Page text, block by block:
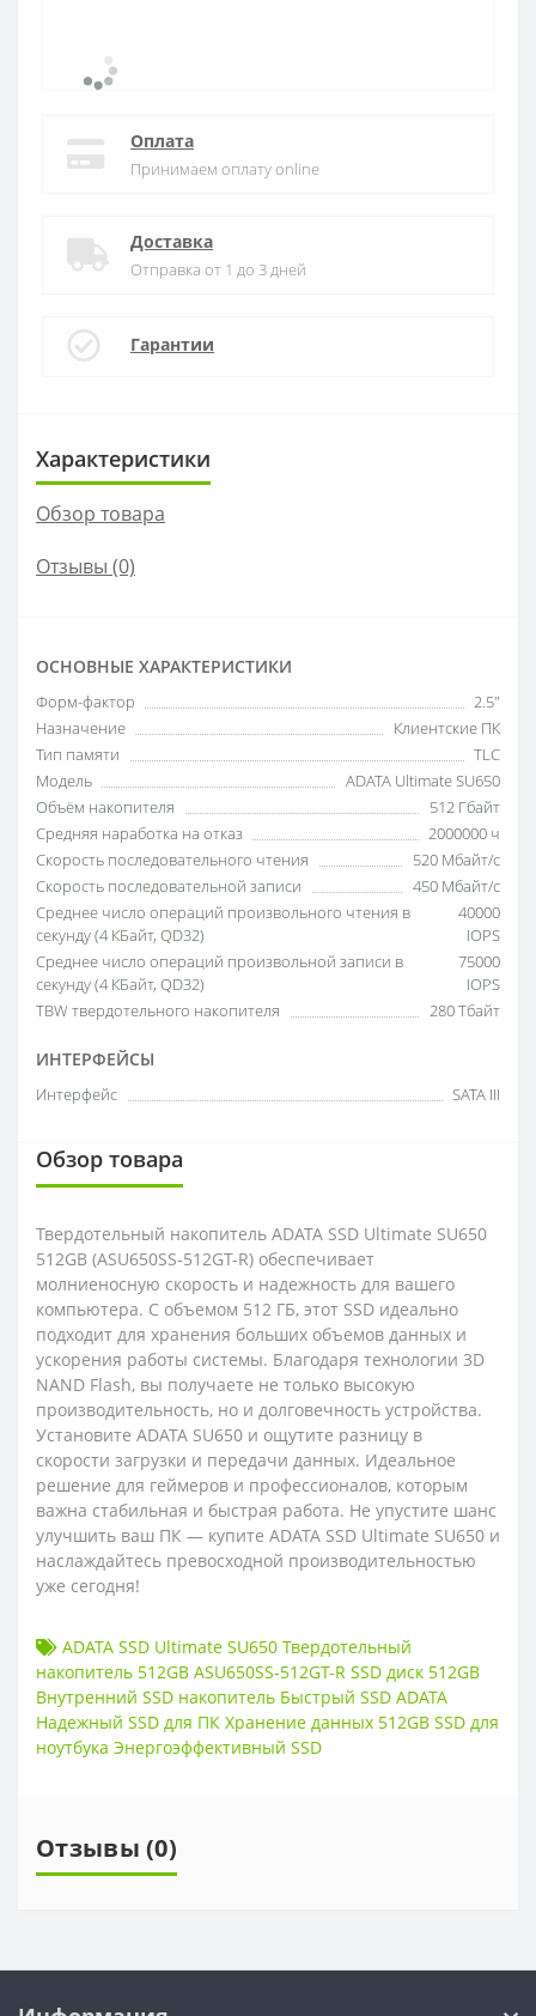
Оплата
Принимаем оплату online
Доставка
Отправка от 1 до 3 дней
Гарантии
Характеристики
Обзор товара
Отзывы (0)
ОСНОВНЫЕ ХАРАКТЕРИСТИКИ
Форм-фактор
2.5"
Назначение
Клиентские ПК
Тип памяти
TLC
Модель
ADATA Ultimate SU650
Объём накопителя
512 Гбайт
Средняя наработка на отказ
2000000 ч
Скорость последовательного чтения
520 Мбайт/c
Скорость последовательной записи
450 Мбайт/c
Среднее число операций произвольного чтения в
секунду (4 КБайт, QD32)
40000
IOPS
Среднее число операций произвольной записи в
секунду (4 КБайт, QD32)
75000
IOPS
TBW твердотельного накопителя
280 Тбайт
ИНТЕРФЕЙСЫ
Интерфейс SATA III
Обзор товара
Твердотельный накопитель ADATA SSD Ultimate SU650
512GB (ASU650SS-512GT-R) обеспечивает
молниеносную скорость и надежность для вашего
компьютера. С объемом 512 ГБ, этот SSD идеально
подходит для хранения больших объемов данных и
ускорения работы системы. Благодаря технологии 3D
NAND Flash, вы получаете не только высокую
производительность, но и долговечность устройства.
Установите ADATA SU650 и ощутите разницу в
скорости загрузки и передачи данных. Идеальное
решение для геймеров и профессионалов, которым
важна стабильная и быстрая работа. Не упустите шанс
улучшить ваш ПК — купите ADATA SSD Ultimate SU650 и
наслаждайтесь превосходной производительностью
уже сегодня!
ADATA SSD Ultimate SU650 Твердотельный
накопитель 512GB ASU650SS-512GT-R SSD диск 512GB
Внутренний SSD накопитель Быстрый SSD ADATA
Надежный SSD для ПК Хранение данных 512GB SSD для
ноутбука Энергоэффективный SSD
Отзывы (0)